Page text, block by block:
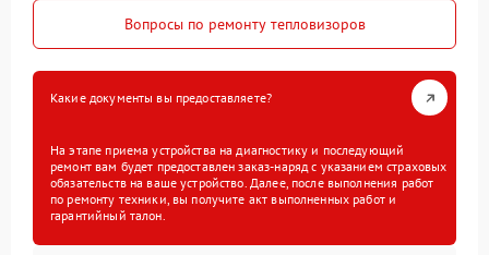
Вопросы по ремонту тепловизоров
Какие документы вы предоставляете?
На этапе приема устройства на диагностику и последующий
ремонт вам будет предоставлен заказ-наряд с указанием страховых
обязательств на ваше устройство. Далее, после выполнения работ
по ремонту техники, вы получите акт выполненных работ и
гарантийный талон.